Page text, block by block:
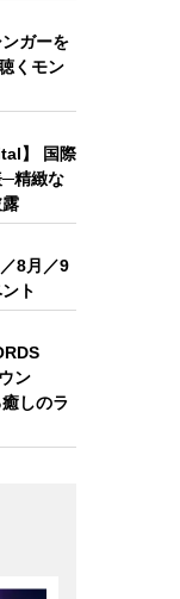
ガーを
くモン
】 国際
─精緻な
8月／9
ト
ン
しのラ